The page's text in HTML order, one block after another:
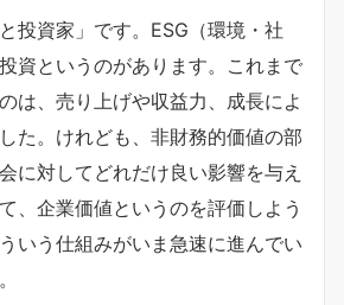
投資家」です。ESG（環境・社
資というのがあります。これまで
は、売り上げや収益力、成長によ
た。けれども、非財務的価値の部
に対してどれだけ良い影響を与え
、企業価値というのを評価しよう
いう仕組みがいま急速に進んでい